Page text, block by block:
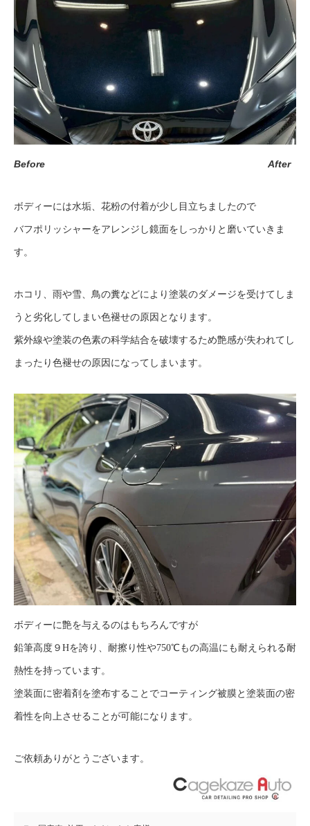
Before After
ボディーには水垢、花粉の付着が少し目立ちましたので
バフポリッシャーをアレンジし鏡面をしっかりと磨いていきま
す。
ホコリ、雨や雪、鳥の糞などにより塗装のダメージを受けてしま
うと劣化してしまい色褪せの原因となります。
紫外線や塗装の色素の科学結合を破壊するため艶感が失われてし
まったり色褪せの原因になってしまいます。
ボディーに艶を与えるのはもちろんですが
鉛筆高度９Hを誇り、耐擦り性や750℃もの高温にも耐えられる耐
熱性を持っています。
塗装面に密着剤を塗布することでコーティング被膜と塗装面の密
着性を向上させることが可能になります。
ご依頼ありがとうございます。